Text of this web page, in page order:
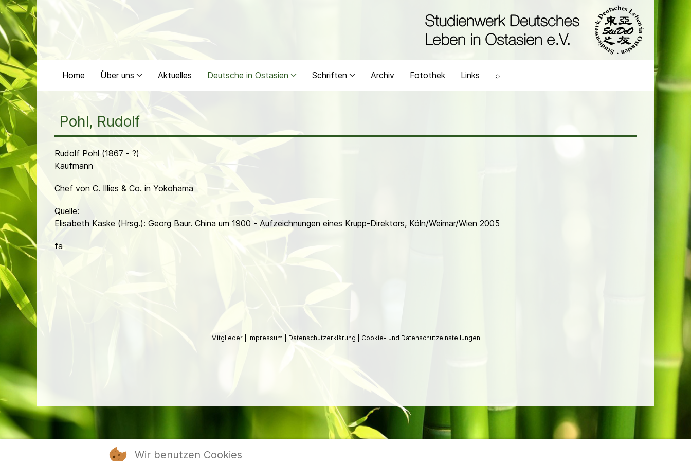
Home Über uns Aktuelles Deutsche in Ostasien Schriften Archiv Fotothek Links ⌕
Pohl, Rudolf
Rudolf Pohl (1867 - ?)
Kaufmann
Chef von C. Illies & Co. in Yokohama
Quelle:
Elisabeth Kaske (Hrsg.): Georg Baur. China um 1900 - Aufzeichnungen eines Krupp-Direktors, Köln/Weimar/Wien 2005
fa
Mitglieder Impressum Datenschutzerklärung Cookie- und Datenschutzeinstellungen
Wir benutzen Cookies